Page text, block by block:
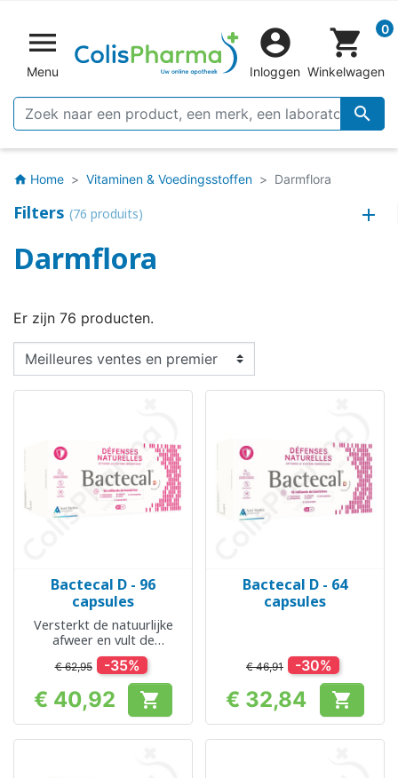

Menu


Inloggen
shopping_cart 0
Winkelwagen
home Home Vitaminen & Voedingsstoffen Darmflora
Filters (76 produits)
Darmflora
Er zijn 76 producten.
Bactecal D - 96
capsules
Versterkt de natuurlijke
afweer en vult de
darmflora aan
€ 62,95 -35%
Prijs
€ 40,92 
Bactecal D - 64
capsules
€ 46,91 -30%
Prijs
€ 32,84 